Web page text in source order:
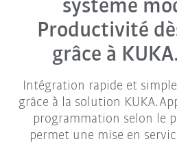
système
Productivité
grâce à
Intégration rapide et
grâce à la solution
programmation selon le
permet une mise en